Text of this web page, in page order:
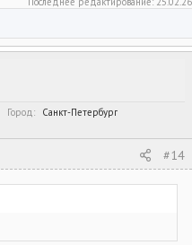
Город
Санкт-Петербург
#14